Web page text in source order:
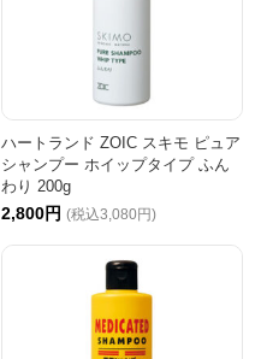
ハートランド ZOIC スキモ ピュア
シャンプー ホイップタイプ ふん
わり 200g
2,800円 (税込3,080円)